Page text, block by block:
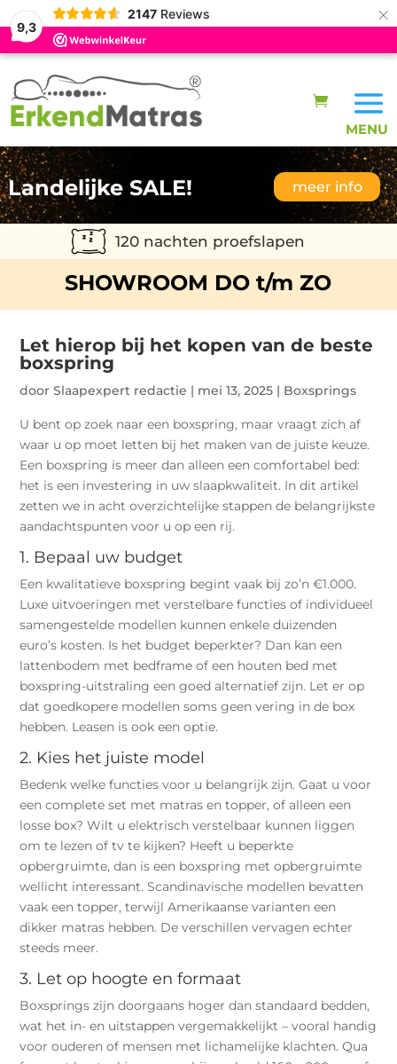
9,3
2147 Reviews ×
Landelijke SALE! meer info
120 nachten proefslapen
SHOWROOM DO t/m ZO
Let hierop bij het kopen van de beste
boxspring
doorSlaapexpert redactie | mei 13, 2025 | Boxsprings
U bent op zoek naar een boxspring, maar vraagt zich af
waar u op moet letten bij het maken van de juiste keuze.
Een boxspring is meer dan alleen een comfortabel bed:
het is een investering in uw slaapkwaliteit. In dit artikel
zetten we in acht overzichtelijke stappen de belangrijkste
aandachtspunten voor u op een rij.
1. Bepaal uw budget
Een kwalitatieve boxspring begint vaak bij zo’n €1.000.
Luxe uitvoeringen met verstelbare functies of individueel
samengestelde modellen kunnen enkele duizenden
euro’s kosten. Is het budget beperkter? Dan kan een
lattenbodem met bedframe of een houten bed met
boxspring-uitstraling een goed alternatief zijn. Let er op
dat goedkopere modellen soms geen vering in de box
hebben. Leasen is ook een optie.
2. Kies het juiste model
Bedenk welke functies voor u belangrijk zijn. Gaat u voor
een complete set met matras en topper, of alleen een
losse box? Wilt u elektrisch verstelbaar kunnen liggen
om te lezen of tv te kijken? Heeft u beperkte
opbergruimte, dan is een boxspring met opbergruimte
wellicht interessant. Scandinavische modellen bevatten
vaak een topper, terwijl Amerikaanse varianten een
dikker matras hebben. De verschillen vervagen echter
steeds meer.
3. Let op hoogte en formaat
Boxsprings zijn doorgaans hoger dan standaard bedden,
wat het in- en uitstappen vergemakkelijkt – vooral handig
voor ouderen of mensen met lichamelijke klachten. Qua